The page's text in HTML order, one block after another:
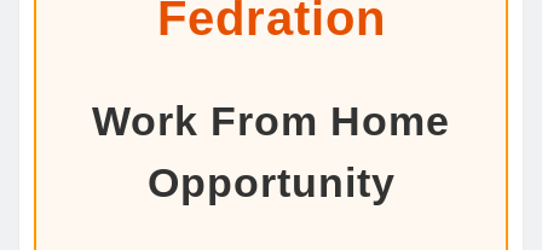
Fedration
Work From Home
Opportunity